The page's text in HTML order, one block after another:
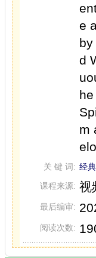
e
d
m
关 键 词: 经
课程来源: 视
最后编审:
阅读次数: